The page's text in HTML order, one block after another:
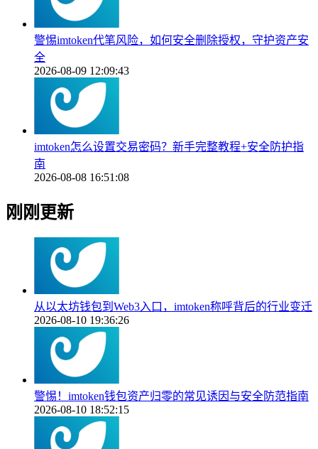
警惕imtoken代笔风险，如何安全删除授权，守护资产安
全
2026-08-09 12:09:43
imtoken怎么设置交易密码？新手完整教程+安全防护指
南
2026-08-08 16:51:08
刚刚更新
从以太坊钱包到Web3入口，imtoken称呼背后的行业变迁
2026-08-10 19:36:26
警惕！imtoken钱包资产归零的常见诱因与安全防范指南
2026-08-10 18:52:15